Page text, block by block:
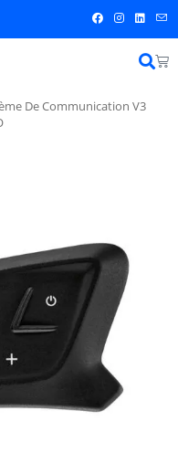
De Communication V3